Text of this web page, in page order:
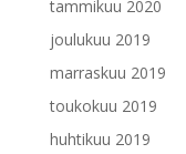
tammikuu 2020
joulukuu 2019
marraskuu 2019
toukokuu 2019
huhtikuu 2019